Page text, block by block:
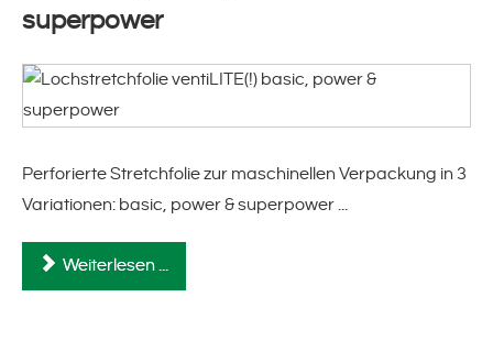
superpower
Perforierte Stretchfolie zur maschinellen Verpackung in 3
Variationen: basic, power & superpower ...
Weiterlesen ...